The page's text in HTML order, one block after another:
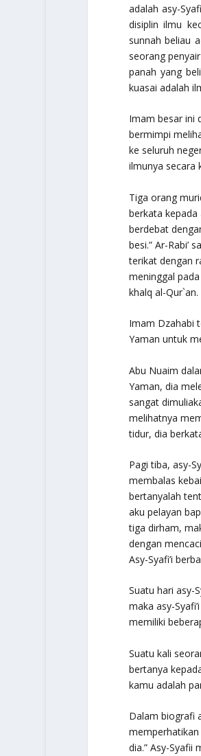
adalah asy-
disiplin ilmu
sunnah beliau
seorang
panah yang
kuasai adalah
Imam besar ini
bermimpi
ke seluruh
ilmunya secara
Tiga orang
berkata kepada
berdebat
besi.” Ar-Rabi’
terikat dengan
meninggal
khalq al-Qur`an.
Imam Dzahabi
Yaman untuk
Abu Nuaim
Yaman, dia
sangat
melihatnya
tidur, dia
Pagi tiba, asy-
membalas
bertanyalah
aku pelayan
tiga dirham,
dengan
Asy-Syafi’i
Suatu hari asy-
maka asy-
memiliki
Suatu kali
bertanya
kamu adalah
Dalam biografi
dia.” Asy-Syafii